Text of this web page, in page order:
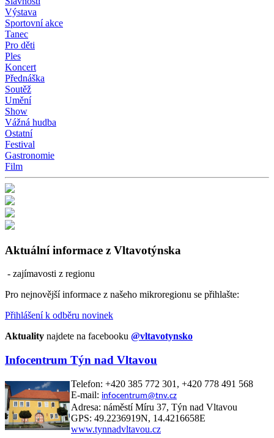
Výstava
Sportovní akce
Tanec
Pro děti
Ples
Koncert
Přednáška
Soutěž
Umění
Show
Vážná hudba
Ostatní
Festival
Gastronomie
Film
Aktuální informace z Vltavotýnska
- zajímavosti z regionu
Pro nejnovější informace z našeho mikroregionu se přihlašte:
Přihlášení k odběru novinek
Aktuality najdete na facebooku @vltavotynsko
Infocentrum Týn nad Vltavou
Telefon: +420 385 772 301, +420 778 491 568
E-mail: infocentrum@tnv.cz
Adresa: náměstí Míru 37, Týn nad Vltavou
GPS: 49.2236919N, 14.4216658E
www.tynnadvltavou.cz